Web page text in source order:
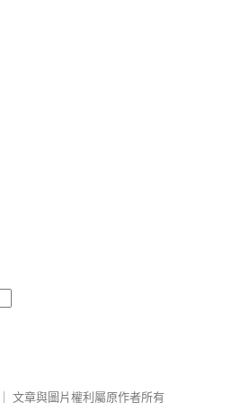
文章與圖片權利屬原作者所有